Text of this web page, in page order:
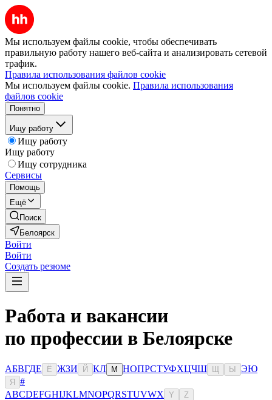
Мы используем файлы cookie, чтобы обеспечивать
правильную работу нашего веб-сайта и анализировать сетевой
трафик.
Правила использования файлов cookie
Мы используем файлы cookie. Правила использования
файлов cookie
Понятно
Ищу работу
Ищу работу
Ищу работу
Ищу сотрудника
Сервисы
Помощь
Ещё
Поиск
Белоярск
Войти
Войти
Создать резюме
Работа и вакансии
по профессии в Белоярске
АБВГДЕ Ё ЖЗИ Й КЛ М НОПРСТУФХЦЧШ Ы ЭЮ
Я
#
ABCDEFGHIJKLMNOPQRSTUVWX Y Z